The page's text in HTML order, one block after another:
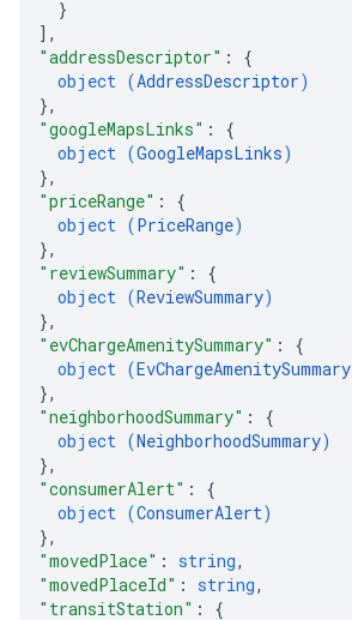
}
] ,
"addressDescriptor" : {
object (AddressDescriptor)
},
"googleMapsLinks" : {
object (GoogleMapsLinks)
},
"priceRange" : {
object (PriceRange)
},
"reviewSummary" : {
object (ReviewSummary)
},
"evChargeAmenitySummary" : {
object (EvChargeAmenitySummary
},
"neighborhoodSummary" : {
object (NeighborhoodSummary)
},
"consumerAlert" : {
object (ConsumerAlert)
},
"movedPlace" : string,
"movedPlaceId" : string,
"transitStation" : {